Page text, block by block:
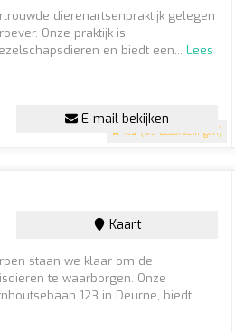
4.9 (69 beoordelingen)
dierenartsenpraktijk gelegen
Onze praktijk is
en biedt een...Lees
E-mail bekijken
Kaart
staan we klaar om de
te waarborgen. Onze
123 in Deurne, biedt